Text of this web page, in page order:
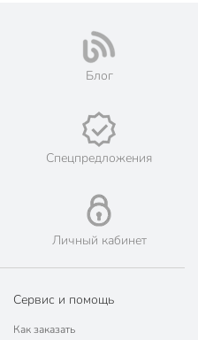
сделать заказ и оплатить
сети магазинов Порядок.
гипермаркета или
каждый день!
Интернет-гипермаркет
ведущих мировых
Блог
Спецпредложения
Личный кабинет
Сервис и помощь
Как заказать